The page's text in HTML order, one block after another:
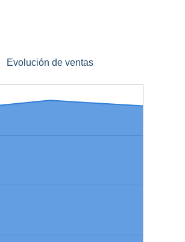
Evolución de ventas